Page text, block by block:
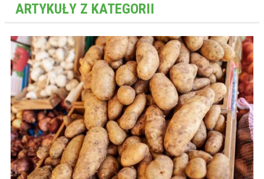
ARTYKUŁY Z KATEGORII